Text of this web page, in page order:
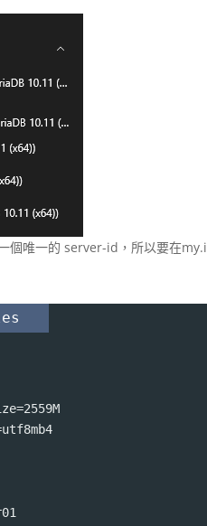
個唯一的 server-id，所以要在
=2559M
utf8mb4